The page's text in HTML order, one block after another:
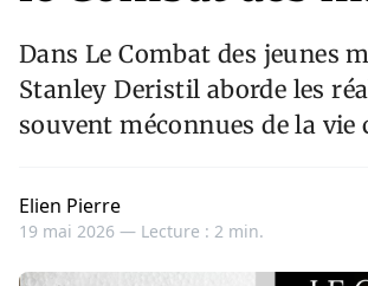
Dans Le Combat des jeunes
Stanley Deristil aborde les
souvent méconnues de la vie
Elien Pierre
19 mai 2026 — Lecture : 2 min.